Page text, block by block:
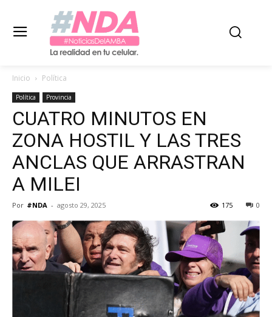
Inicio Política
Política Provincia
CUATRO MINUTOS EN
ZONA HOSTIL Y LAS TRES
ANCLAS QUE ARRASTRAN
A MILEI
Por #NDA - agosto 29, 2025 0
175